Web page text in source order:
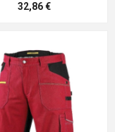
32,86 €